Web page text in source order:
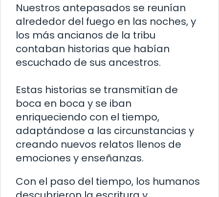
Nuestros antepasados se reunían
alrededor del fuego en las noches, y
los más ancianos de la tribu
contaban historias que habían
escuchado de sus ancestros.
Estas historias se transmitían de
boca en boca y se iban
enriqueciendo con el tiempo,
adaptándose a las circunstancias y
creando nuevos relatos llenos de
emociones y enseñanzas.
Con el paso del tiempo, los humanos